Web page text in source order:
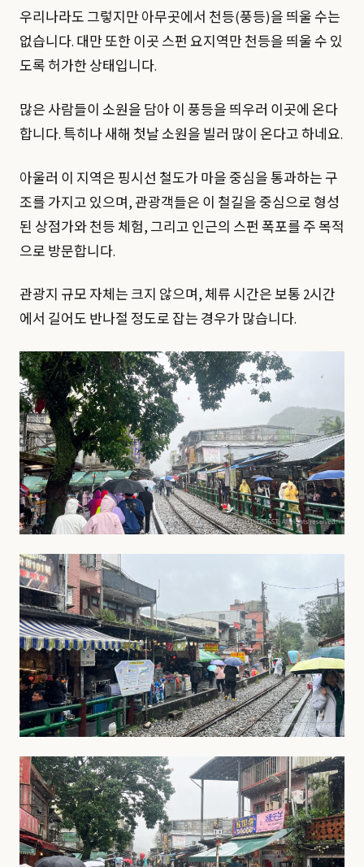
우리나라도 그렇지만 아무곳에서 천등(풍등)을 띄울 수는
없습니다. 대만 또한 이곳 스펀 요지역만 천등을 띄울 수 있
도록 허가한 상태입니다.
많은 사람들이 소원을 담아 이 풍등을 띄우러 이곳에 온다
합니다. 특히나 새해 첫날 소원을 빌러 많이 온다고 하네요.
아울러 이 지역은 핑시선 철도가 마을 중심을 통과하는 구
조를 가지고 있으며, 관광객들은 이 철길을 중심으로 형성
된 상점가와 천등 체험, 그리고 인근의 스펀 폭포를 주 목적
으로 방문합니다.
관광지 규모 자체는 크지 않으며, 체류 시간은 보통 2시간
에서 길어도 반나절 정도로 잡는 경우가 많습니다.